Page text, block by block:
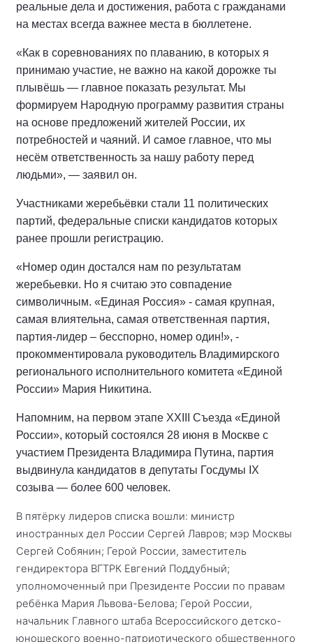
реальные дела и достижения, работа с гражданами
на местах всегда важнее места в бюллетене.
«Как в соревнованиях по плаванию, в которых я
принимаю участие, не важно на какой дорожке ты
плывёшь — главное показать результат. Мы
формируем Народную программу развития страны
на основе предложений жителей России, их
потребностей и чаяний. И самое главное, что мы
несём ответственность за нашу работу перед
людьми», — заявил он.
Участниками жеребьёвки стали 11 политических
партий, федеральные списки кандидатов которых
ранее прошли регистрацию.
«Номер один достался нам по результатам
жеребьевки. Но я считаю это совпадение
символичным. «Единая Россия» - самая крупная,
самая влиятельна, самая ответственная партия,
партия-лидер – бесспорно, номер один!», -
прокомментировала руководитель Владимирского
регионального исполнительного комитета «Единой
России» Мария Никитина.
Напомним, на первом этапе XXIII Съезда «Единой
России», который состоялся 28 июня в Москве с
участием Президента Владимира Путина, партия
выдвинула кандидатов в депутаты Госдумы IX
созыва — более 600 человек.
В пятёрку лидеров списка вошли: министр
иностранных дел России Сергей Лавров; мэр Москвы
Сергей Собянин; Герой России, заместитель
гендиректора ВГТРК Евгений Поддубный;
уполномоченный при Президенте России по правам
ребёнка Мария Львова-Белова; Герой России,
начальник Главного штаба Всероссийского детско-
юношеского военно-патриотического общественного